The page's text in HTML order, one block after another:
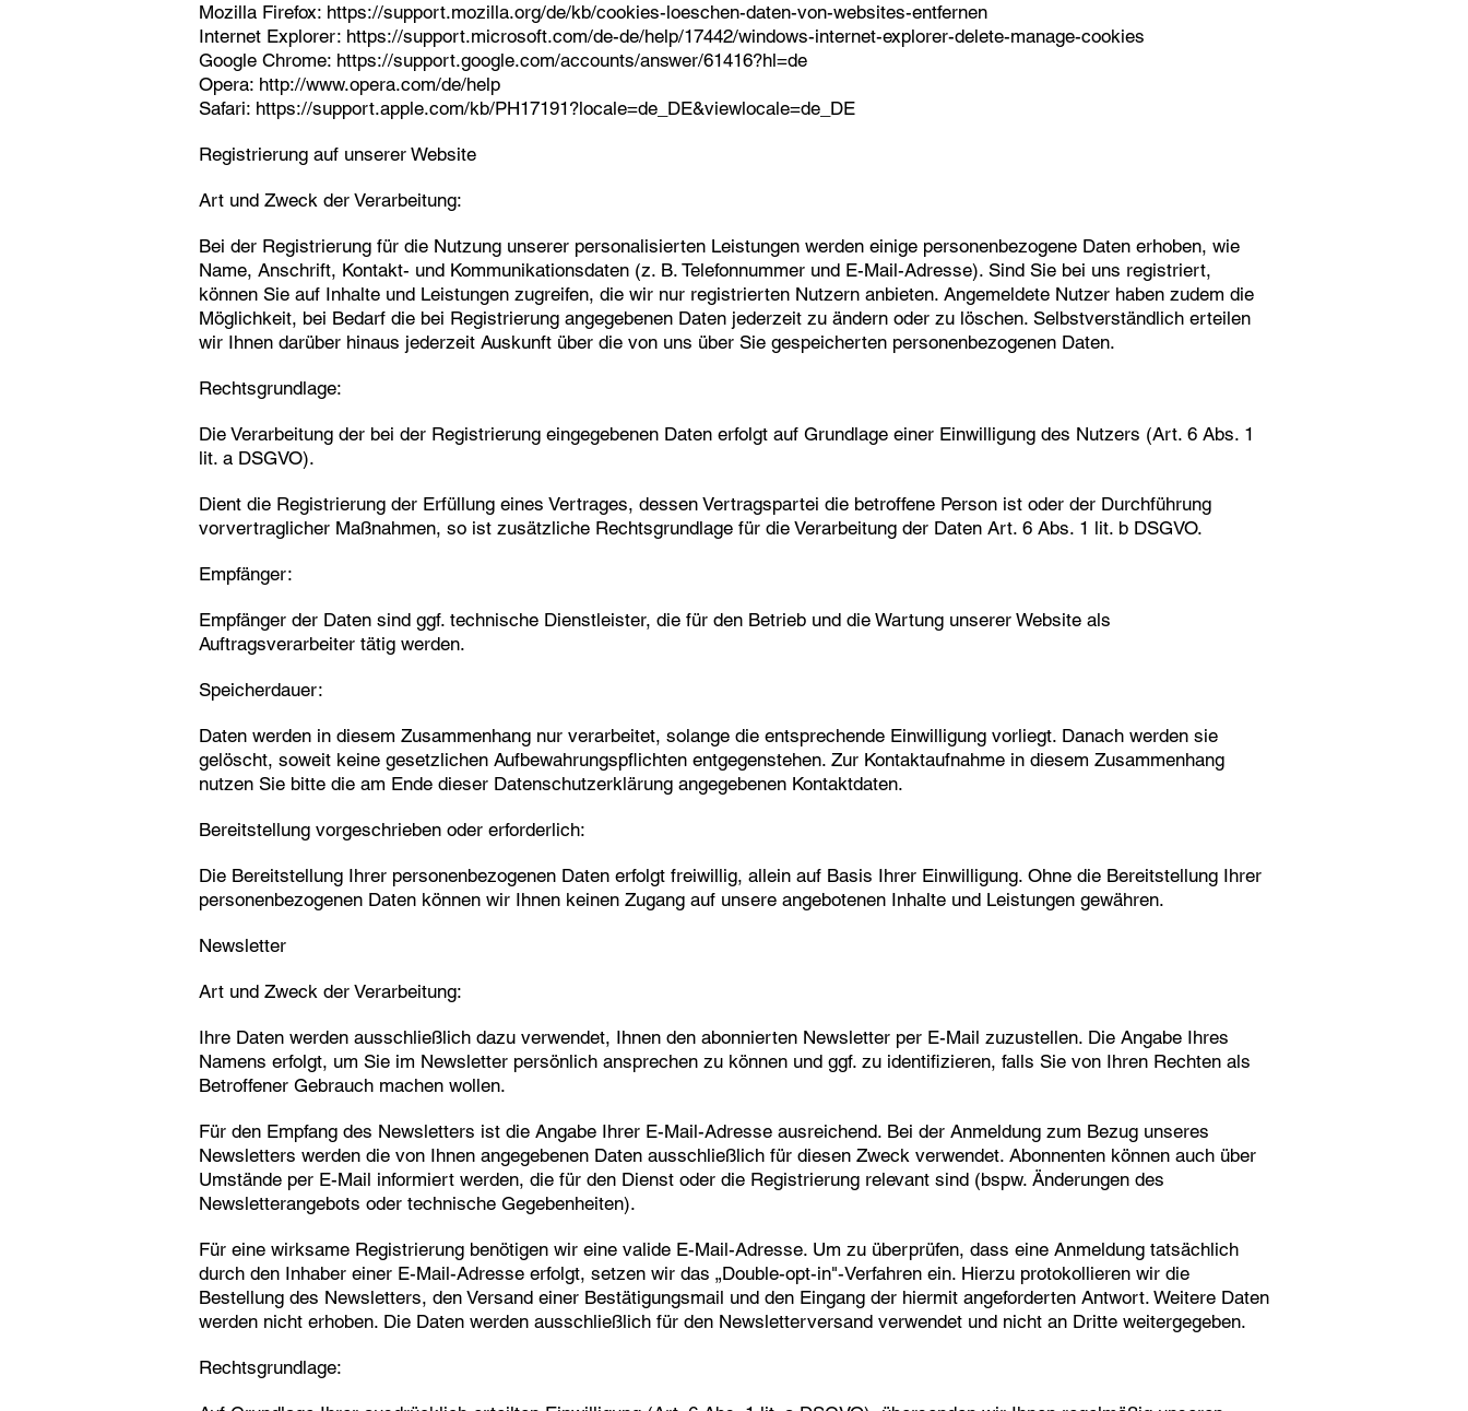
Mozilla Firefox: https://support.mozilla.org/de/kb/cookies-loeschen-daten-von-websites-entfernen
Internet Explorer: https://support.microsoft.com/de-de/help/17442/windows-internet-explorer-delete-manage-cookies
Google Chrome: https://support.google.com/accounts/answer/61416?hl=de
Opera: http://www.opera.com/de/help
Safari: https://support.apple.com/kb/PH17191?locale=de_DE&viewlocale=de_DE
Registrierung auf unserer Website
Art und Zweck der Verarbeitung:
Bei der Registrierung für die Nutzung unserer personalisierten Leistungen werden einige personenbezogene Daten erhoben, wie
Name, Anschrift, Kontakt- und Kommunikationsdaten (z. B. Telefonnummer und E-Mail-Adresse). Sind Sie bei uns registriert,
können Sie auf Inhalte und Leistungen zugreifen, die wir nur registrierten Nutzern anbieten. Angemeldete Nutzer haben zudem die
Möglichkeit, bei Bedarf die bei Registrierung angegebenen Daten jederzeit zu ändern oder zu löschen. Selbstverständlich erteilen
wir Ihnen darüber hinaus jederzeit Auskunft über die von uns über Sie gespeicherten personenbezogenen Daten.
Rechtsgrundlage:
Die Verarbeitung der bei der Registrierung eingegebenen Daten erfolgt auf Grundlage einer Einwilligung des Nutzers (Art. 6 Abs. 1
lit. a DSGVO).
Dient die Registrierung der Erfüllung eines Vertrages, dessen Vertragspartei die betroffene Person ist oder der Durchführung
vorvertraglicher Maßnahmen, so ist zusätzliche Rechtsgrundlage für die Verarbeitung der Daten Art. 6 Abs. 1 lit. b DSGVO.
Empfänger:
Empfänger der Daten sind ggf. technische Dienstleister, die für den Betrieb und die Wartung unserer Website als
Auftragsverarbeiter tätig werden.
Speicherdauer:
Daten werden in diesem Zusammenhang nur verarbeitet, solange die entsprechende Einwilligung vorliegt. Danach werden sie
gelöscht, soweit keine gesetzlichen Aufbewahrungspflichten entgegenstehen. Zur Kontaktaufnahme in diesem Zusammenhang
nutzen Sie bitte die am Ende dieser Datenschutzerklärung angegebenen Kontaktdaten.
Bereitstellung vorgeschrieben oder erforderlich:
Die Bereitstellung Ihrer personenbezogenen Daten erfolgt freiwillig, allein auf Basis Ihrer Einwilligung. Ohne die Bereitstellung Ihrer
personenbezogenen Daten können wir Ihnen keinen Zugang auf unsere angebotenen Inhalte und Leistungen gewähren.
Newsletter
Art und Zweck der Verarbeitung:
Ihre Daten werden ausschließlich dazu verwendet, Ihnen den abonnierten Newsletter per E-Mail zuzustellen. Die Angabe Ihres
Namens erfolgt, um Sie im Newsletter persönlich ansprechen zu können und ggf. zu identifizieren, falls Sie von Ihren Rechten als
Betroffener Gebrauch machen wollen.
Für den Empfang des Newsletters ist die Angabe Ihrer E-Mail-Adresse ausreichend. Bei der Anmeldung zum Bezug unseres
Newsletters werden die von Ihnen angegebenen Daten ausschließlich für diesen Zweck verwendet. Abonnenten können auch über
Umstände per E-Mail informiert werden, die für den Dienst oder die Registrierung relevant sind (bspw. Änderungen des
Newsletterangebots oder technische Gegebenheiten).
Für eine wirksame Registrierung benötigen wir eine valide E-Mail-Adresse. Um zu überprüfen, dass eine Anmeldung tatsächlich
durch den Inhaber einer E-Mail-Adresse erfolgt, setzen wir das „Double-opt-in"-Verfahren ein. Hierzu protokollieren wir die
Bestellung des Newsletters, den Versand einer Bestätigungsmail und den Eingang der hiermit angeforderten Antwort. Weitere Daten
werden nicht erhoben. Die Daten werden ausschließlich für den Newsletterversand verwendet und nicht an Dritte weitergegeben.
Rechtsgrundlage: